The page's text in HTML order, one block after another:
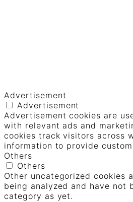
Advertisement
Advertisement
Advertisement cookies are
with relevant ads and
cookies track visitors across
information to provide
Others
Others
Other uncategorized cookies
being analyzed and have not
category as yet.